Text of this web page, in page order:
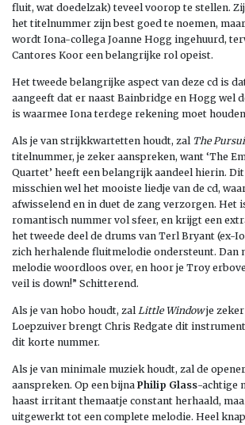
fluit, wat doedelzak) teveel voorop te stellen.
het titelnummer zijn best goed te noemen,
wordt Iona-collega Joanne Hogg ingehuurd,
Cantores Koor een belangrijke rol opeist.
Het tweede belangrijke aspect van deze cd is
aangeeft dat er naast Bainbridge en Hogg wel
is waarmee Iona terdege rekening moet
Als je van strijkkwartetten houdt, zal The
titelnummer, je zeker aanspreken, want ‘The
Quartet’ heeft een belangrijk aandeel hierin.
misschien wel het mooiste liedje van de cd,
afwisselend en in duet de zang verzorgen. Het
romantisch nummer vol sfeer, en krijgt een
het tweede deel de drums van Terl Bryant (ex-
zich herhalende fluitmelodie ondersteunt. Dan
melodie woordloos over, en hoor je Troy
veil is down!” Schitterend.
Als je van hobo houdt, zal Little Windowje
Loepzuiver brengt Chris Redgate dit
dit korte nummer.
Als je van minimale muziek houdt, zal de opener
aanspreken. Op een bijna Philip Glass-achtige
haast irritant themaatje constant herhaald,
uitgewerkt tot een complete melodie. Heel